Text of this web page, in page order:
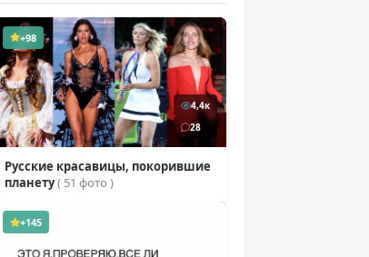
+98
4,4к
28
Русские красавицы, покорившие
планету( 51 фото )
+145